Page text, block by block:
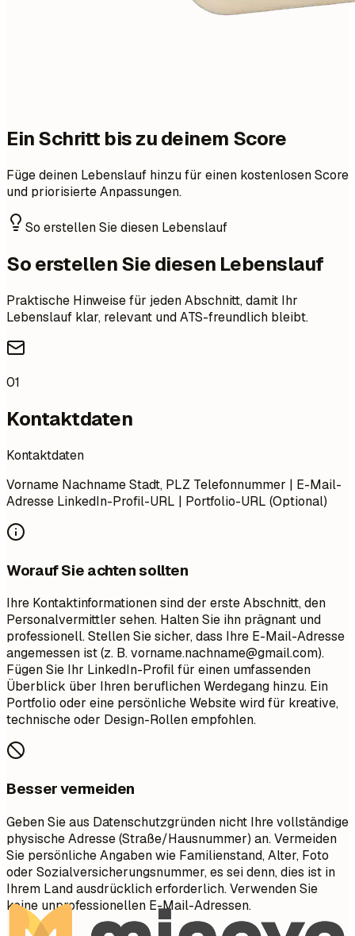
Ein Schritt bis zu deinem Score
Füge deinen Lebenslauf hinzu für einen kostenlosen Score
und priorisierte Anpassungen.
So erstellen Sie diesen Lebenslauf
So erstellen Sie diesen Lebenslauf
Praktische Hinweise für jeden Abschnitt, damit Ihr
Lebenslauf klar, relevant und ATS-freundlich bleibt.
01
Kontaktdaten
Kontaktdaten
Vorname Nachname Stadt, PLZ Telefonnummer | E-Mail-
Adresse LinkedIn-Profil-URL | Portfolio-URL (Optional)
Worauf Sie achten sollten
Ihre Kontaktinformationen sind der erste Abschnitt, den
Personalvermittler sehen. Halten Sie ihn prägnant und
professionell. Stellen Sie sicher, dass Ihre E-Mail-Adresse
angemessen ist (z. B.vorname.nachname@gmail.com).
Fügen Sie Ihr LinkedIn-Profil für einen umfassenden
Überblick über Ihren beruflichen Werdegang hinzu. Ein
Portfolio oder eine persönliche Website wird für kreative,
technische oder Design-Rollen empfohlen.
Besser vermeiden
Geben Sie aus Datenschutzgründen nicht Ihre vollständige
physische Adresse (Straße/Hausnummer) an. Vermeiden
Sie persönliche Angaben wie Familienstand, Alter, Foto
oder Sozialversicherungsnummer, es sei denn, dies ist in
Ihrem Land ausdrücklich erforderlich. Verwenden Sie
keine unprofessionellen E-Mail-Adressen.